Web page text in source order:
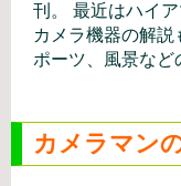
刊。 最近はハイ
カメラ機器の解
ポーツ、風景など
カメラマン